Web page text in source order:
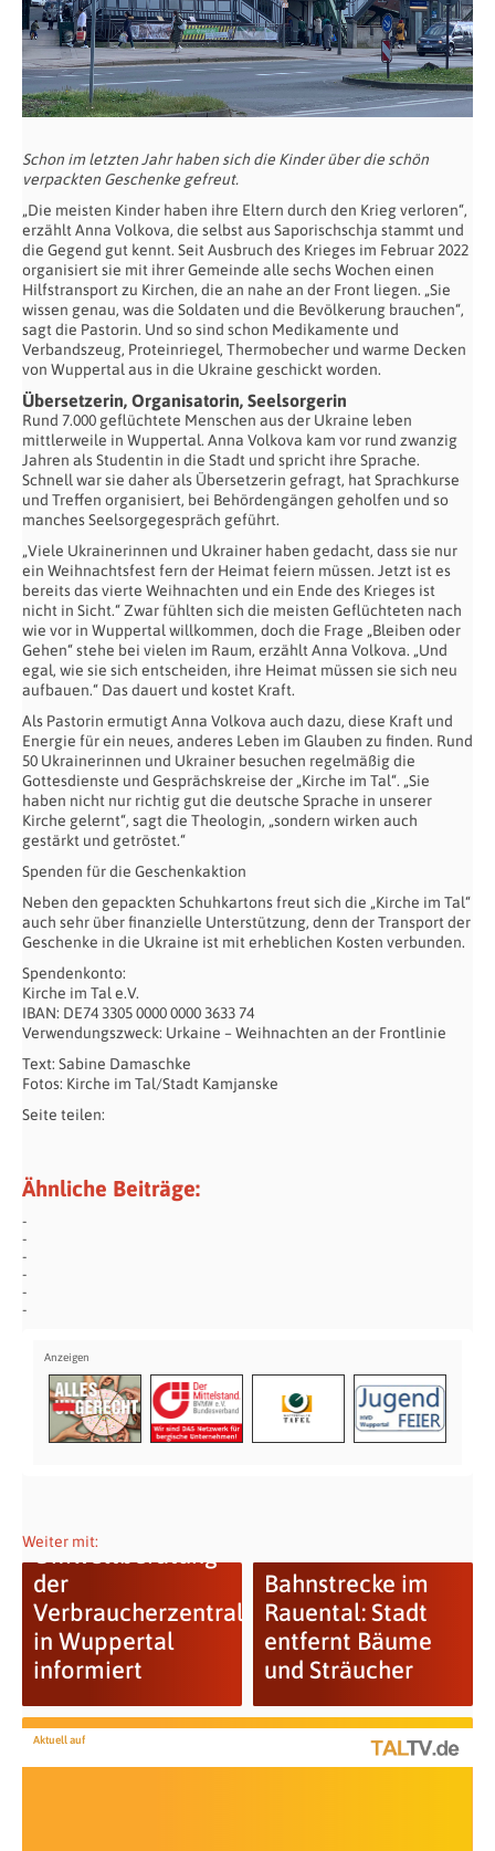
Schon im letzten Jahr haben sich die Kinder über die schön
verpackten Geschenke gefreut.
„Die meisten Kinder haben ihre Eltern durch den Krieg verloren“,
erzählt Anna Volkova, die selbst aus Saporischschja stammt und
die Gegend gut kennt. Seit Ausbruch des Krieges im Februar 2022
organisiert sie mit ihrer Gemeinde alle sechs Wochen einen
Hilfstransport zu Kirchen, die an nahe an der Front liegen. „Sie
wissen genau, was die Soldaten und die Bevölkerung brauchen“,
sagt die Pastorin. Und so sind schon Medikamente und
Verbandszeug, Proteinriegel, Thermobecher und warme Decken
von Wuppertal aus in die Ukraine geschickt worden.
Übersetzerin, Organisatorin, Seelsorgerin
Rund 7.000 geflüchtete Menschen aus der Ukraine leben
mittlerweile in Wuppertal. Anna Volkova kam vor rund zwanzig
Jahren als Studentin in die Stadt und spricht ihre Sprache.
Schnell war sie daher als Übersetzerin gefragt, hat Sprachkurse
und Treffen organisiert, bei Behördengängen geholfen und so
manches Seelsorgegespräch geführt.
„Viele Ukrainerinnen und Ukrainer haben gedacht, dass sie nur
ein Weihnachtsfest fern der Heimat feiern müssen. Jetzt ist es
bereits das vierte Weihnachten und ein Ende des Krieges ist
nicht in Sicht.“ Zwar fühlten sich die meisten Geflüchteten nach
wie vor in Wuppertal willkommen, doch die Frage „Bleiben oder
Gehen“ stehe bei vielen im Raum, erzählt Anna Volkova. „Und
egal, wie sie sich entscheiden, ihre Heimat müssen sie sich neu
aufbauen.“ Das dauert und kostet Kraft.
Als Pastorin ermutigt Anna Volkova auch dazu, diese Kraft und
Energie für ein neues, anderes Leben im Glauben zu finden. Rund
50 Ukrainerinnen und Ukrainer besuchen regelmäßig die
Gottesdienste und Gesprächskreise der „Kirche im Tal“. „Sie
haben nicht nur richtig gut die deutsche Sprache in unserer
Kirche gelernt“, sagt die Theologin, „sondern wirken auch
gestärkt und getröstet.“
Spenden für die Geschenkaktion
Neben den gepackten Schuhkartons freut sich die „Kirche im Tal“
auch sehr über finanzielle Unterstützung, denn der Transport der
Geschenke in die Ukraine ist mit erheblichen Kosten verbunden.
Spendenkonto:
Kirche im Tal e.V.
IBAN: DE74 3305 0000 0000 3633 74
Verwendungszweck: Urkaine – Weihnachten an der Frontlinie
Text: Sabine Damaschke
Fotos: Kirche im Tal/Stadt Kamjanske
Seite teilen:
Ähnliche Beiträge:
Weiter mit:
Umweltberatung
der
Verbraucherzentrale
in Wuppertal
informiert
Bahnstrecke im
Rauental: Stadt
entfernt Bäume
und Sträucher
Aktuell auf